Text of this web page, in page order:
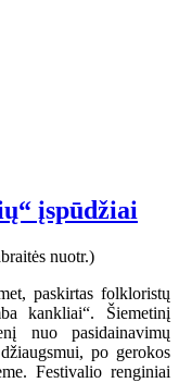
įspūdžiai
paskirtas folkloristų
kankliai“. Šiemetinį
nuo pasidainavimų
po gerokos
Festivalio renginiai